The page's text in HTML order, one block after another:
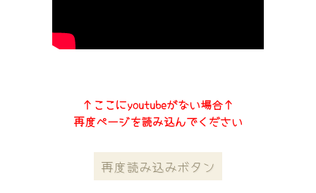
↑ここにyoutubeがない場合↑
再度ページを読み込んでください
再度読み込みボタン